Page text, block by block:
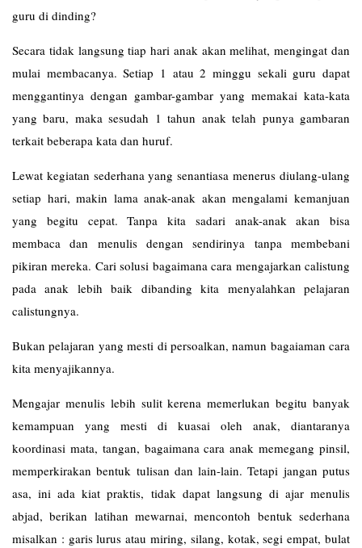
guru di dinding?
Secara tidak langsung tiap hari anak akan melihat, mengingat dan
mulai membacanya. Setiap 1 atau 2 minggu sekali guru dapat
menggantinya dengan gambar-gambar yang memakai kata-kata
yang baru, maka sesudah 1 tahun anak telah punya gambaran
terkait beberapa kata dan huruf.
Lewat kegiatan sederhana yang senantiasa menerus diulang-ulang
setiap hari, makin lama anak-anak akan mengalami kemanjuan
yang begitu cepat. Tanpa kita sadari anak-anak akan bisa
membaca dan menulis dengan sendirinya tanpa membebani
pikiran mereka. Cari solusi bagaimana cara mengajarkan calistung
pada anak lebih baik dibanding kita menyalahkan pelajaran
calistungnya.
Bukan pelajaran yang mesti di persoalkan, namun bagaiaman cara
kita menyajikannya.
Mengajar menulis lebih sulit kerena memerlukan begitu banyak
kemampuan yang mesti di kuasai oleh anak, diantaranya
koordinasi mata, tangan, bagaimana cara anak memegang pinsil,
memperkirakan bentuk tulisan dan lain-lain. Tetapi jangan putus
asa, ini ada kiat praktis, tidak dapat langsung di ajar menulis
abjad, berikan latihan mewarnai, mencontoh bentuk sederhana
misalkan : garis lurus atau miring, silang, kotak, segi empat, bulat